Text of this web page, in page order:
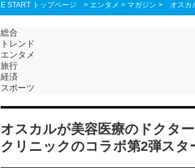
E START トップページ > エンタメ > マガジン > オスカ
総合
トレンド
エンタメ
旅行
経済
スポーツ
オスカルが美容医療のドクタ
クリニックのコラボ第2弾スタ